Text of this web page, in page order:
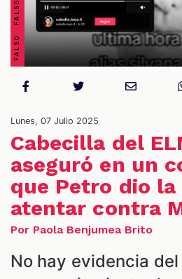
Lunes, 07 Julio 2025
Cabecilla del
aseguró en un
que Petro dio la
atentar contra
Por Paola Benjumea Brito
No hay evidencia